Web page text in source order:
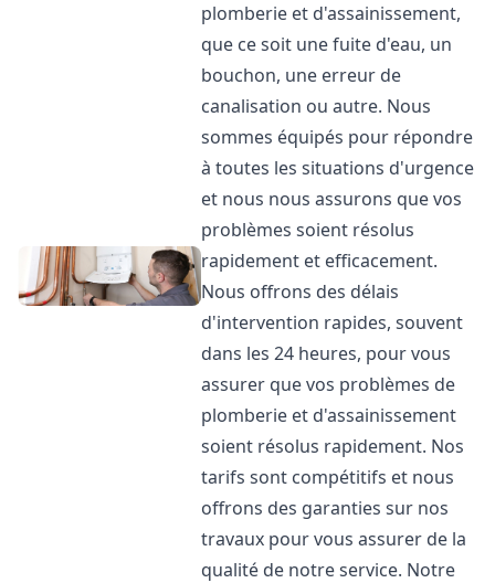
plomberie et d'assainissement,
que ce soit une fuite d'eau, un
bouchon, une erreur de
canalisation ou autre. Nous
sommes équipés pour répondre
à toutes les situations d'urgence
et nous nous assurons que vos
problèmes soient résolus
rapidement et efficacement.
Nous offrons des délais
d'intervention rapides, souvent
dans les 24 heures, pour vous
assurer que vos problèmes de
plomberie et d'assainissement
soient résolus rapidement. Nos
tarifs sont compétitifs et nous
offrons des garanties sur nos
travaux pour vous assurer de la
qualité de notre service. Notre